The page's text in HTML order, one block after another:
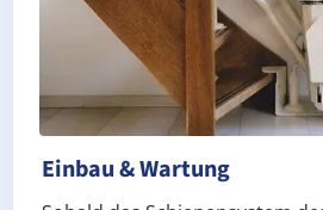
Einbau & Wartung